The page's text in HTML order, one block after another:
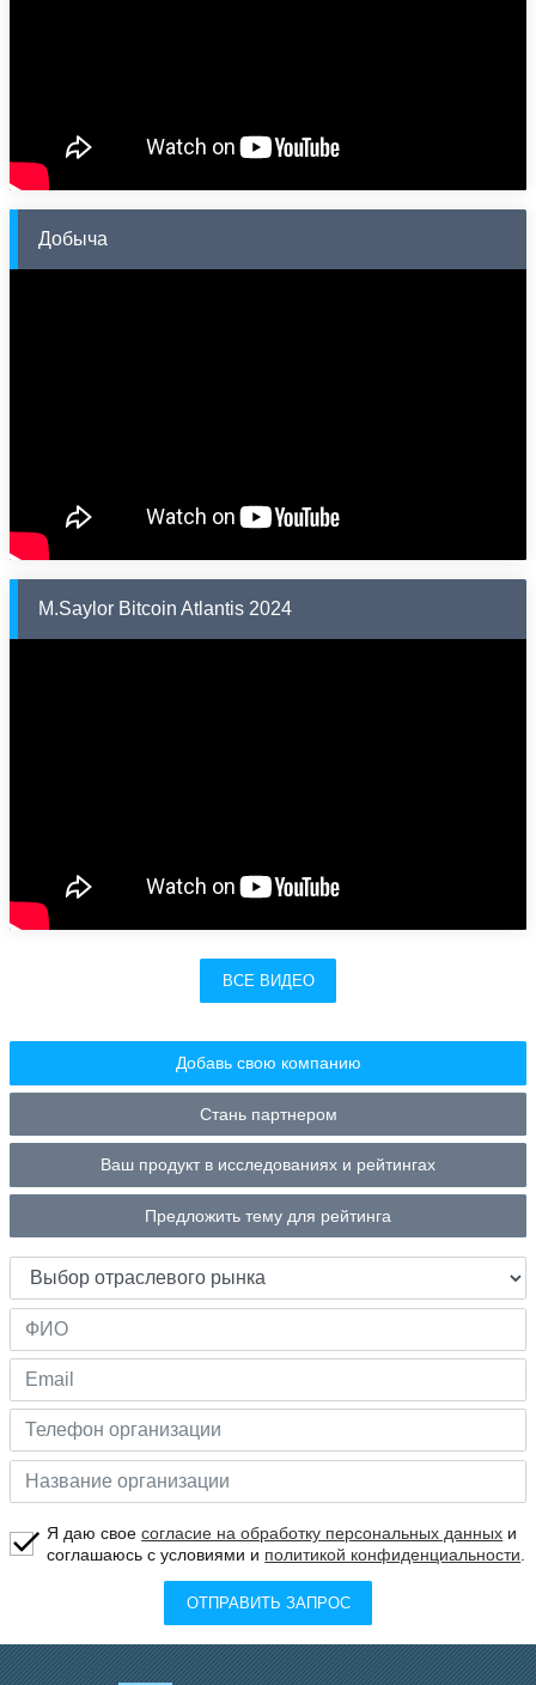
Добыча
M.Saylor Bitcoin Atlantis 2024
ВСЕ ВИДЕО
Добавь свою компанию
Стань партнером
Ваш продукт в исследованиях и рейтингах
Предложить тему для рейтинга
Я даю своесогласие на обработку персональных данных и
соглашаюсь с условиями и политикой конфиденциальности
ОТПРАВИТЬ ЗАПРОС